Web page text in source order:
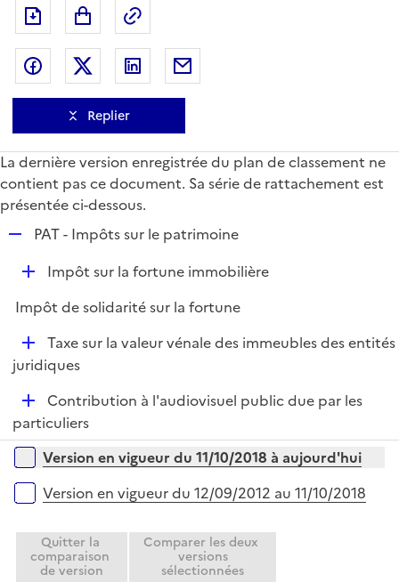
Exporter le document au format pdf
Partager sur Facebook
Partager sur Twitter
Partager sur LinkedIn
Replier
La dernière version enregistrée du plan de classement ne
contient pas ce document. Sa série de rattachement est
présentée ci-dessous.
p
i
e
r
PAT - Impôts sur le patrimoine
D
p
i
e
Impôt sur la fortune immobilière
Impôt de solidarité sur la fortune
D
é
i
e
r
Taxe sur la valeur vénale des immeubles des entités
juridiques
D
é
p
e
r
Contribution à l'audiovisuel public due par les
particuliers
Versions sur la période
Version en vigueur du 11/10/2018 à aujourd'hui
Version en vigueur du 12/09/2012 au 11/10/2018
Quitter la
comparaison
de version
Comparer les deux
versions
sélectionnées